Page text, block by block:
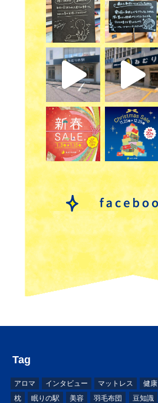
Tag
アロマ インタビュー マットレス 健康
枕
眠りの駅 美容 羽毛布団 豆知識